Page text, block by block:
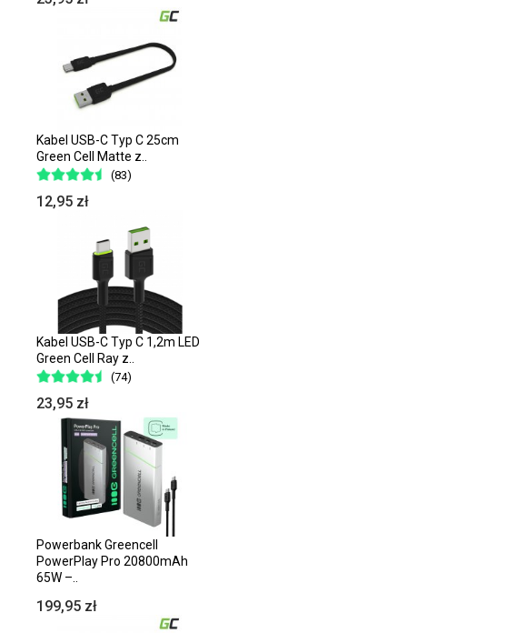
Kabel USB-C Typ C 25cm
Green Cell Matte z..
(83)
12,95 zł
Kabel USB-C Typ C 1,2m LED
Green Cell Ray z..
(74)
23,95 zł
Powerbank Greencell
PowerPlay Pro 20800mAh
65W –..
199,95 zł